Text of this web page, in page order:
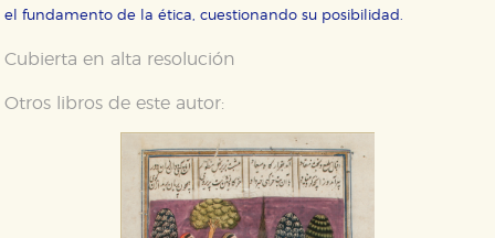
el fundamento de la ética, cuestionando su posibilidad.
Cubierta en alta resolución
Otros libros de este autor:
Estas cookies se utilizan para mejorar su experiencia
de navegación y optimizar el funcionamiento de
servicios para que no tenga que reconfigurarlos cada
Estas cookies son gestionadas por nuestros socios
publicitarios y se utilizan para mostrar publicidad
relevante para sus intereses en otros sitios. No
almacenan directamente información personal sino
que se basan en la identificación única de su
navegador y dispositivo de internet.